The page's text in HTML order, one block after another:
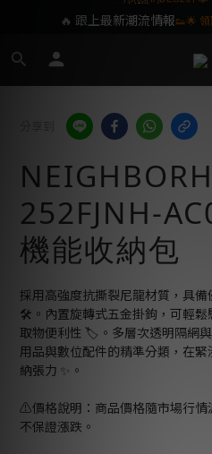
252FJNH-
機能收納包
採用高強度抗撕裂尼龍材質，具
🛠️。內置旋轉式五金掛鉤，可輕鬆
取物便利性 🏷️。多層次透明隔網
用品與數位配件的精準分類，在
納張力 ✨。
⚠️價格說明：商品價格隨市場行情
不保證漲跌。
🔥 跟上最新潮流情報👟🌟
海外離島暫不提